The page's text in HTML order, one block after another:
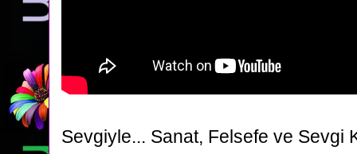
Sevgiyle... Sanat, Felsefe ve Sevgi